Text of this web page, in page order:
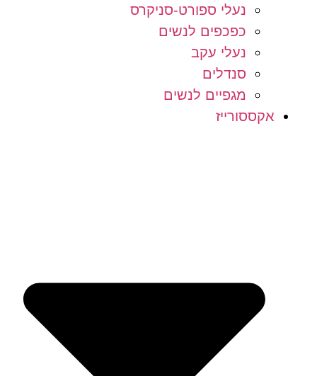
נעלי ספורט-סניקרס
כפכפים לנשים
נעלי עקב
סנדלים
מגפיים לנשים
אקססורייז